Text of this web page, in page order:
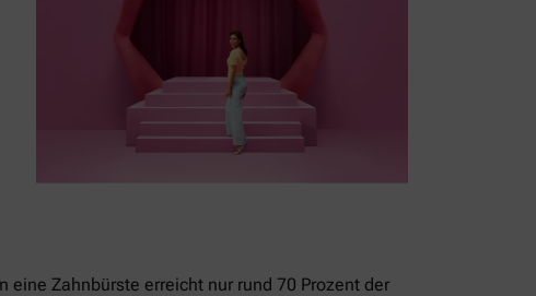
Zahnbürste erreicht nur rund 70 Prozent der